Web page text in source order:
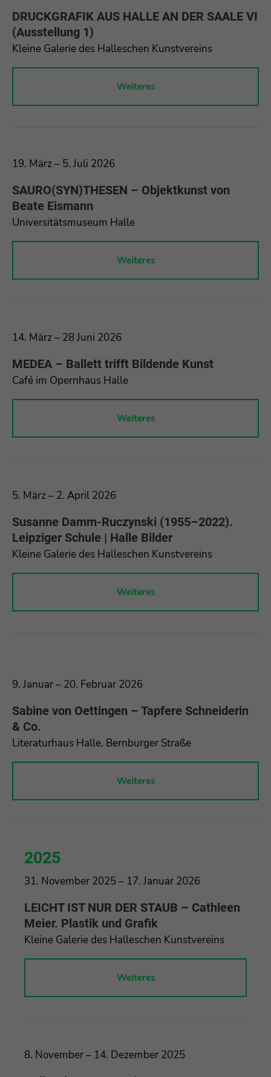
DRUCKGRAFIK AUS HALLE AN DER SAALE VI
(Ausstellung 1)
Kleine Galerie des Halleschen Kunstvereins
Weiteres
19. März – 5. Juli 2026
SAURO(SYN)THESEN – Objektkunst von
Beate Eismann
Universitätsmuseum Halle
Weiteres
14. März – 28 Juni 2026
MEDEA – Ballett trifft Bildende Kunst
Café im Opernhaus Halle
Weiteres
5. März – 2. April 2026
Susanne Damm-Ruczynski (1955–2022).
Leipziger Schule | Halle Bilder
Kleine Galerie des Halleschen Kunstvereins
Weiteres
9. Januar – 20. Februar 2026
Sabine von Oettingen – Tapfere Schneiderin
& Co.
Literaturhaus Halle, Bernburger Straße
Weiteres
2025
31. November 2025 – 17. Januar 2026
LEICHT IST NUR DER STAUB – Cathleen
Meier. Plastik und Grafik
Kleine Galerie des Halleschen Kunstvereins
Weiteres
8. November – 14. Dezember 2025